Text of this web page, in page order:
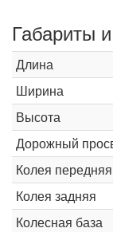
Габариты
Длина
Ширина
Высота
Дорожный
Колея передняя
Колея задняя
Колесная база